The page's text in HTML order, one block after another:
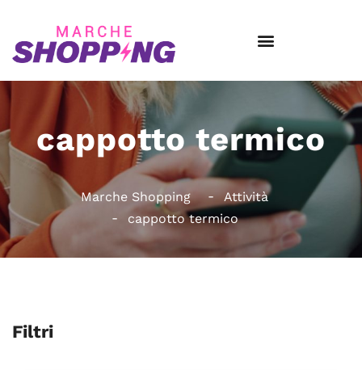
cappotto termico
Marche Shopping
Attività
cappotto termico
Filtri